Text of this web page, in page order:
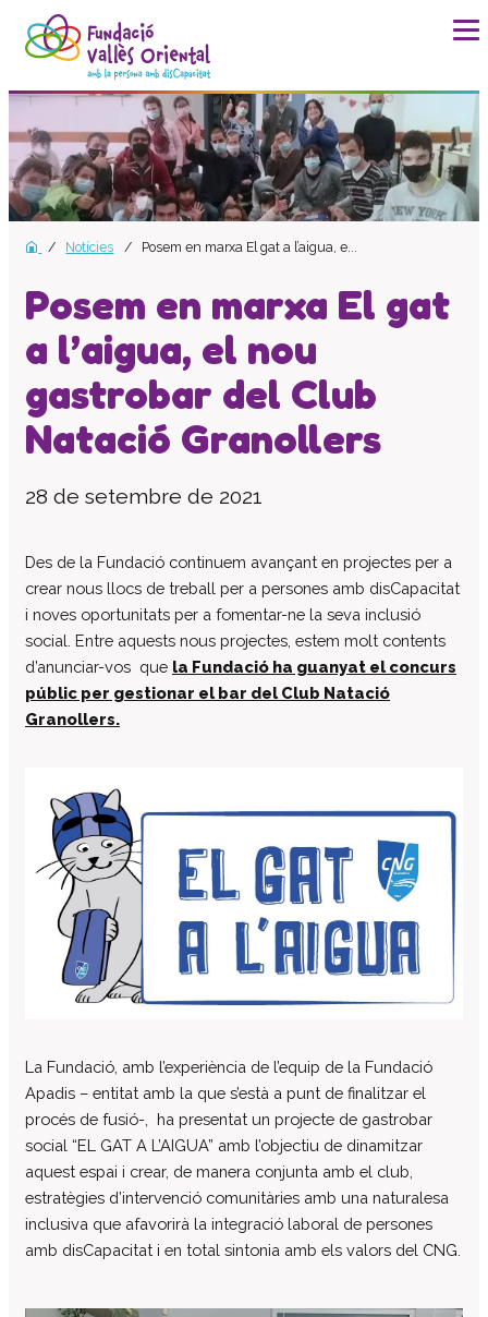
La fundació
Història
Missió, visió i valors
Distincions i entitats
Model de qualitat
Memòries
Documents
Transparència
Pla estratègic
Impacte social
Informe auditoria comptes anuals
Contractes establerts amb l’administració
publica
Convenis subscrits amb l’administració
pública
Retribucions percebudes pels màxims
Serveis a persones
Formació
Centre Ocupacional
Residència
Casa Empúries
Edifici de Rehabilitació Funcional
Serveis a empreses
Centre Especial de Treball
Manipulats Industrials
Jardineria
Neteja
Notícies Posem en marxa El gat a l’aigua, e...
Posem en marxa El gat
a l’aigua, el nou
gastrobar del Club
Natació Granollers
28 de setembre de 2021
Des de la Fundació continuem avançant en projectes per a
crear nous llocs de treball per a persones amb disCapacitat
i noves oportunitats per a fomentar-ne la seva inclusió
social. Entre aquests nous projectes, estem molt contents
d’anunciar-vos que la Fundació ha guanyat el concurs
públic per gestionar el bar del Club Natació
Granollers.
La Fundació, amb l’experiència de l’equip de la Fundació
Apadis – entitat amb la que s’està a punt de finalitzar el
procés de fusió-, ha presentat un projecte de gastrobar
social “EL GAT A L’AIGUA” amb l’objectiu de dinamitzar
aquest espai i crear, de manera conjunta amb el club,
estratègies d’intervenció comunitàries amb una naturalesa
inclusiva que afavorirà la integració laboral de persones
amb disCapacitat i en total sintonia amb els valors del CNG.